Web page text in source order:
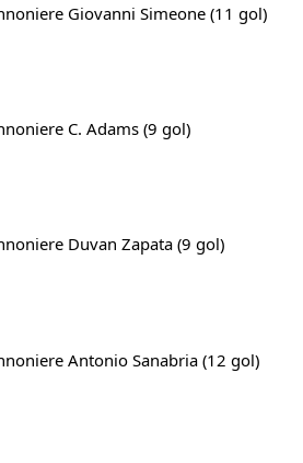
Giovanni Simeone (11 gol)
C. Adams (9 gol)
Duvan Zapata (9 gol)
Antonio Sanabria (12 gol)